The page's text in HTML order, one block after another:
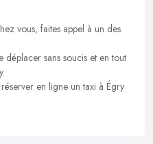
vous, faites appel à un des
déplacer sans soucis et en tout
en ligne un taxi à Égry